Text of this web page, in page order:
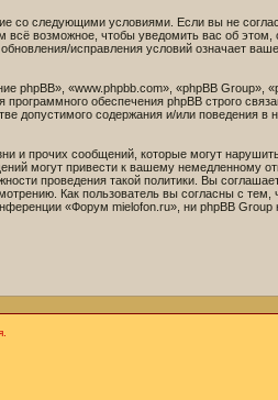
со следующими условиями. Если вы не
возможное, чтобы уведомить вас об этом,
исправления условий означает
phpBB», «www.phpbb.com», «phpBB Group»,
программного обеспечения phpBB строго
допустимого содержания и/или поведения в
и прочих сообщений, которые могут
могут привести к вашему немедленному
проведения такой политики. Вы
Как пользователь вы согласны с тем,
«Форум mielofon.ru», ни phpBB Group